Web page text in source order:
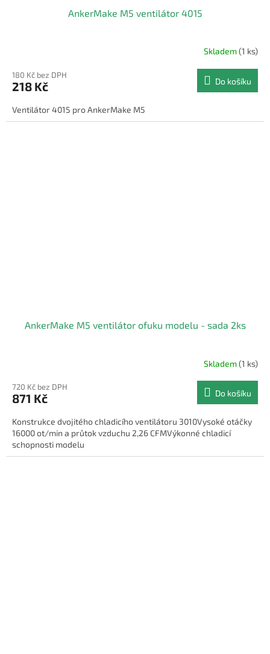
AnkerMake M5 ventilátor 4015
Skladem(1 ks)
180 Kč bez DPH
218 Kč Do košíku
Ventilátor 4015 pro AnkerMake M5
AnkerMake M5 ventilátor ofuku modelu - sada 2ks
Skladem(1 ks)
720 Kč bez DPH
871 Kč Do košíku
Konstrukce dvojitého chladicího ventilátoru 3010Vysoké otáčky
16000 ot/min a průtok vzduchu 2,26 CFMVýkonné chladicí
schopnosti modelu